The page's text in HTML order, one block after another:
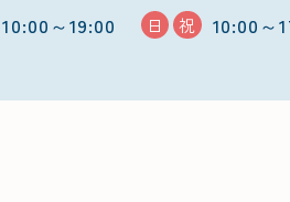
10:00～19:00 日 祝 10:00～